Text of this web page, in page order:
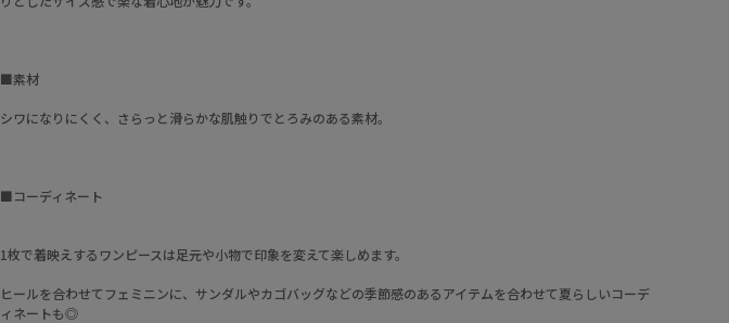
■素材
シワになりにくく、さらっと滑らかな肌触りでとろみのある素材。
■コーディネート
1枚で着映えするワンピースは足元や小物で印象を変えて楽しめます。
ヒールを合わせてフェミニンに、サンダルやカゴバッグなどの季節感のあるアイテムを合わせて夏らしいコーデ
ィネートも◎